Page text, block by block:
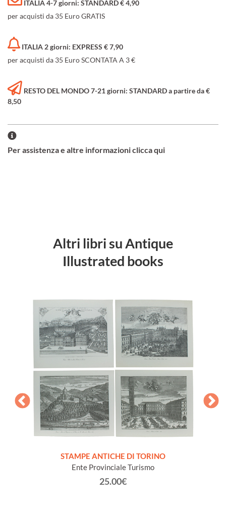
ITALIA 4-7 giorni: STANDARD € 4,90
per acquisti da 35 Euro GRATIS
ITALIA 2 giorni: EXPRESS € 7,90
per acquisti da 35 Euro SCONTATA A 3 €
RESTO DEL MONDO 7-21 giorni: STANDARD a partire da €
8,50
Per assistenza e altre informazioni clicca qui
Altri libri su Antique
Illustrated books
STAMPE ANTICHE DI TORINO
Ente Provinciale Turismo
25.00€